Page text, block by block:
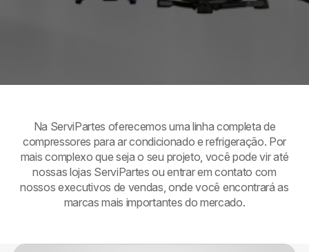
Na ServiPartes oferecemos uma linha completa de
compressores para ar condicionado e refrigeração. Por
mais complexo que seja o seu projeto, você pode vir até
nossas lojas ServiPartes ou entrar em contato com
nossos executivos de vendas, onde você encontrará as
marcas mais importantes do mercado.